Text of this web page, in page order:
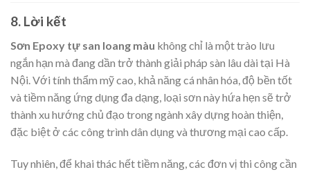
8. Lời kết
Sơn Epoxy tự san loang màu không chỉ là một trào lưu
ngắn hạn mà đang dần trở thành giải pháp sàn lâu dài tại Hà
Nội. Với tính thẩm mỹ cao, khả năng cá nhân hóa, độ bền tốt
và tiềm năng ứng dụng đa dạng, loại sơn này hứa hẹn sẽ trở
thành xu hướng chủ đạo trong ngành xây dựng hoàn thiện,
đặc biệt ở các công trình dân dụng và thương mại cao cấp.
Tuy nhiên, để khai thác hết tiềm năng, các đơn vị thi công cần